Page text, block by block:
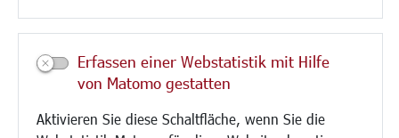
Erfassen einer Webstatistik mit Hilfe
von Matomo gestatten
Aktivieren Sie diese Schaltfläche, wenn Sie die
Stadtporträt
Musikschule
Volkshochschule